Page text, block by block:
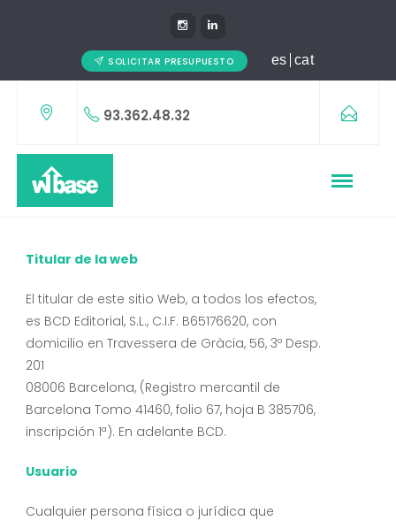
SOLICITAR PRESUPUESTO es cat
93.362.48.32
Titular de la web
El titular de este sitio Web, a todos los efectos,
es BCD Editorial, S.L., C.I.F. B65176620, con
domicilio en Travessera de Gràcia, 56, 3º Desp.
201
08006 Barcelona, (Registro mercantil de
Barcelona Tomo 41460, folio 67, hoja B 385706,
inscripción 1ª). En adelante BCD.
Usuario
Cualquier persona física o jurídica que